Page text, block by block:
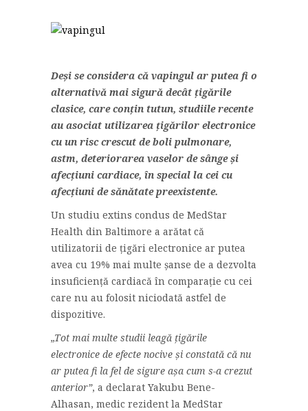
Deși se considera că vapingul ar putea fi o
alternativă mai sigură decât țigările
clasice, care conțin tutun, studiile recente
au asociat utilizarea țigărilor electronice
cu un risc crescut de boli pulmonare,
astm, deteriorarea vaselor de sânge și
afecțiuni cardiace, în special la cei cu
afecțiuni de sănătate preexistente.
Un studiu extins condus de MedStar
Health din Baltimore a arătat că
utilizatorii de țigări electronice ar putea
avea cu 19% mai multe șanse de a dezvolta
insuficiență cardiacă în comparație cu cei
care nu au folosit niciodată astfel de
dispozitive.
„Tot mai multe studii leagă țigările
electronice de efecte nocive și constată că nu
ar putea fi la fel de sigure așa cum s-a crezut
anterior”, a declarat Yakubu Bene-
Alhasan, medic rezident la MedStar